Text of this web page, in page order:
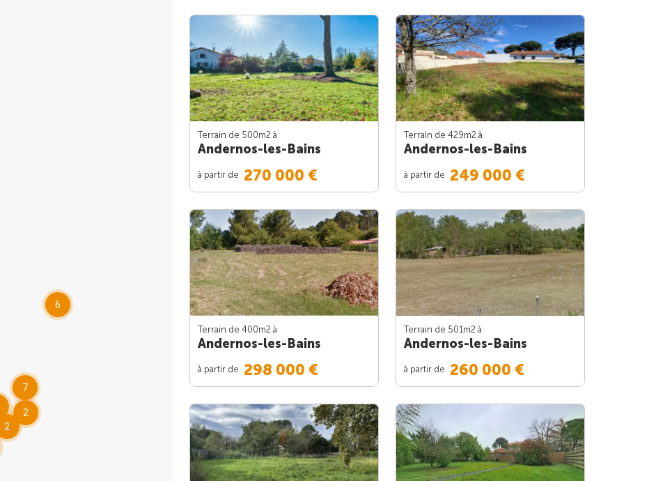
7
6
2
2
Terrain de 500m2 à
Andernos-les-Bains
à partir de 270 000 €
Terrain de 429m2 à
Andernos-les-Bains
à partir de 249 000 €
Terrain de 400m2 à
Andernos-les-Bains
à partir de 298 000 €
Terrain de 501m2 à
Andernos-les-Bains
à partir de 260 000 €